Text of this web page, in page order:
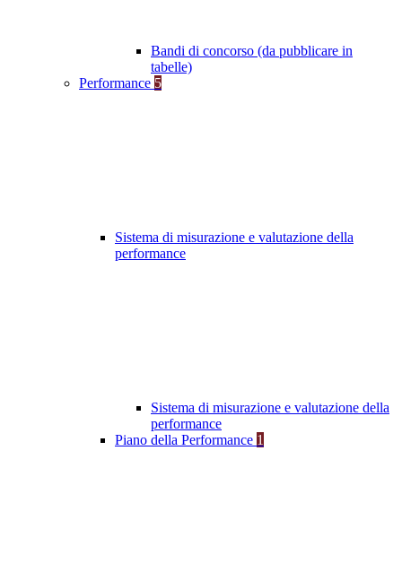
Bandi di concorso (da pubblicare in
tabelle)
Performance 5
Sistema di misurazione e valutazione della
performance
Sistema di misurazione e valutazione della
performance
Piano della Performance 1